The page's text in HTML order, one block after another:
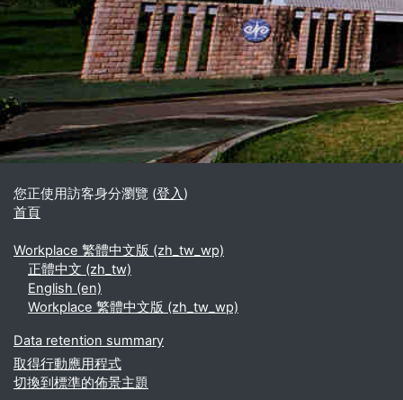
區塊
補充內容區塊
您正使用訪客身分瀏覽 (登入)
首頁
Workplace 繁體中文版 ‎(zh_tw_wp)‎
正體中文 ‎(zh_tw)‎
English ‎(en)‎
Workplace 繁體中文版 ‎(zh_tw_wp)‎
Data retention summary
取得行動應用程式
切換到標準的佈景主題